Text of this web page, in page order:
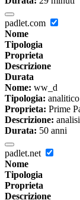
padlet.com
Nome
Tipologia
Proprieta
Descrizione
Durata
Nome: ww_d
Tipologia: analitico
Proprieta: Prime
Descrizione:
Durata: 50 anni
padlet.net
Nome
Tipologia
Proprieta
Descrizione